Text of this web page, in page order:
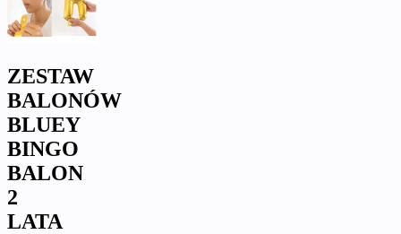
ZESTAW
BALONÓW
BLUEY
BINGO
BALON
2
LATA